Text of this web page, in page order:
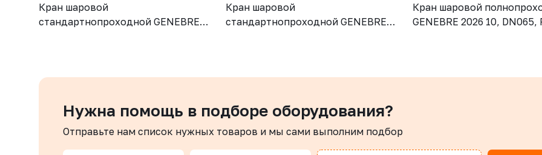
Кран шаровой
стандартнопроходной GENEBRE
ВР/ВР, рукоятка-рычаг, резьба
Кран шаровой
стандартнопроходной GENEBRE
ВР/ВР, рукоятка-рычаг, резьба
Кран шаровой
GENEBRE 2026 10, DN065,
трехсоставной, ISO 5211,
Нужна помощь в подборе оборудования?
Отправьте нам список нужных товаров и мы сами выполним подбор